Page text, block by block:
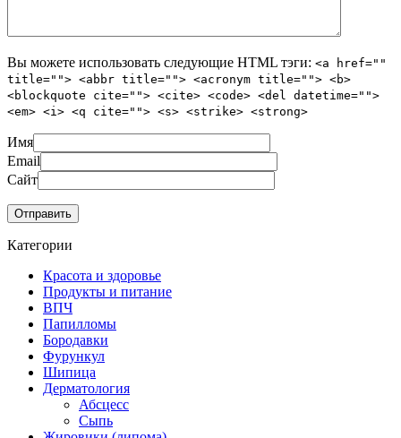
Вы можете использовать следующие HTML тэги: <a href=""
title=""> <abbr title=""> <acronym title=""> <b>
<blockquote cite=""> <cite> <code> <del datetime="">
<em> <i> <q cite=""> <s> <strike> <strong>
Имя
Email
Сайт
Категории
Красота и здоровье
Продукты и питание
ВПЧ
Папилломы
Бородавки
Фурункул
Шипица
Дерматология
Абсцесс
Сыпь